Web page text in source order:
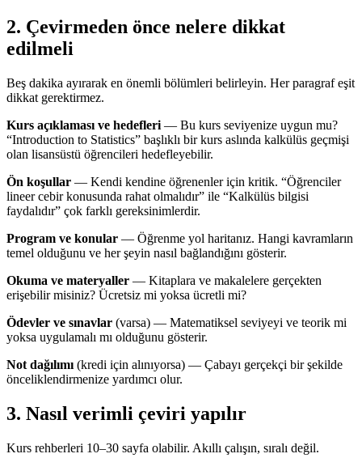
2. Çevirmeden önce nelere dikkat
edilmeli
Beş dakika ayırarak en önemli bölümleri belirleyin. Her paragraf eşit
dikkat gerektirmez.
Kurs açıklaması ve hedefleri — Bu kurs seviyenize uygun mu?
“Introduction to Statistics” başlıklı bir kurs aslında kalkülüs geçmişi
olan lisansüstü öğrencileri hedefleyebilir.
Ön koşullar — Kendi kendine öğrenenler için kritik. “Öğrenciler
lineer cebir konusunda rahat olmalıdır” ile “Kalkülüs bilgisi
faydalıdır” çok farklı gereksinimlerdir.
Program ve konular — Öğrenme yol haritanız. Hangi kavramların
temel olduğunu ve her şeyin nasıl bağlandığını gösterir.
Okuma ve materyaller — Kitaplara ve makalelere gerçekten
erişebilir misiniz? Ücretsiz mi yoksa ücretli mi?
Ödevler ve sınavlar (varsa) — Matematiksel seviyeyi ve teorik mi
yoksa uygulamalı mı olduğunu gösterir.
Not dağılımı (kredi için alınıyorsa) — Çabayı gerçekçi bir şekilde
önceliklendirmenize yardımcı olur.
3. Nasıl verimli çeviri yapılır
Kurs rehberleri 10–30 sayfa olabilir. Akıllı çalışın, sıralı değil.